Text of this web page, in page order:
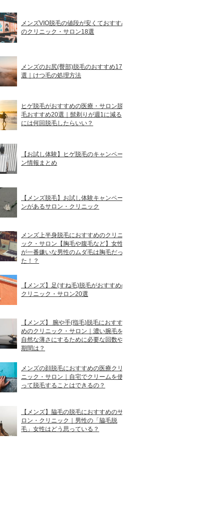
最寄り駅・出口
広島電鉄袋町電停 徒歩1分
広島電鉄本通電停 徒歩3分
広島電鉄袋町電停 徒歩4分
アストラムライン本通駅 徒歩3分
広島電鉄立町電停 徒歩3分
メンズVIO脱毛の値段が安くておすすめ
のクリニック・サロン18選
メンズのお尻(臀部)脱毛のおすすめ17
選｜けつ毛の処理方法
ヒゲ脱毛がおすすめの医療・サロン脱
毛おすすめ20選｜髭剃りが週1に減る
には何回脱毛したらいい？
【お試し体験】ヒゲ脱毛のキャンペー
ン情報まとめ
【メンズ脱毛】お試し体験キャンペー
ンがあるサロン・クリニック
メンズ上半身脱毛におすすめのクリニ
ック・サロン【胸毛や腹毛など】女性
が一番嫌いな男性のムダ毛は胸毛だっ
た！？
【メンズ】足(すね毛)脱毛がおすすめの
クリニック・サロン20選
【メンズ】 腕や手(指毛)脱毛におすす
めのクリニック・サロン｜濃い腕毛を
自然な薄さにするために必要な回数や
期間は？
メンズの顔脱毛におすすめの医療クリ
ニック・サロン｜自宅でクリームを使
って脱毛することはできるの？
【メンズ】脇毛の脱毛におすすめのサ
ロン・クリニック｜男性の「脇毛脱
毛」女性はどう思っている？